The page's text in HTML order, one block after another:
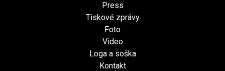
Press
Tiskové zprávy
Foto
Video
Loga a soška
Kontakt